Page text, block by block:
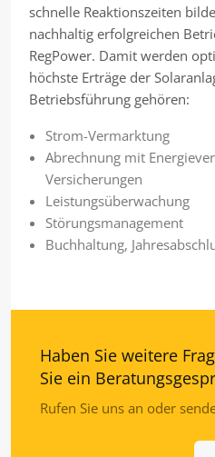
schnelle Reaktionszeiten
nachhaltig erfolgreichen
RegPower. Damit werden
höchste Erträge der
Betriebsführung gehören:
Strom-Vermarktung
Abrechnung mit
Versicherungen
Leistungsüberwachung
Störungsmanagement
Buchhaltung,
Haben Sie weitere
Sie ein
Rufen Sie uns an oder